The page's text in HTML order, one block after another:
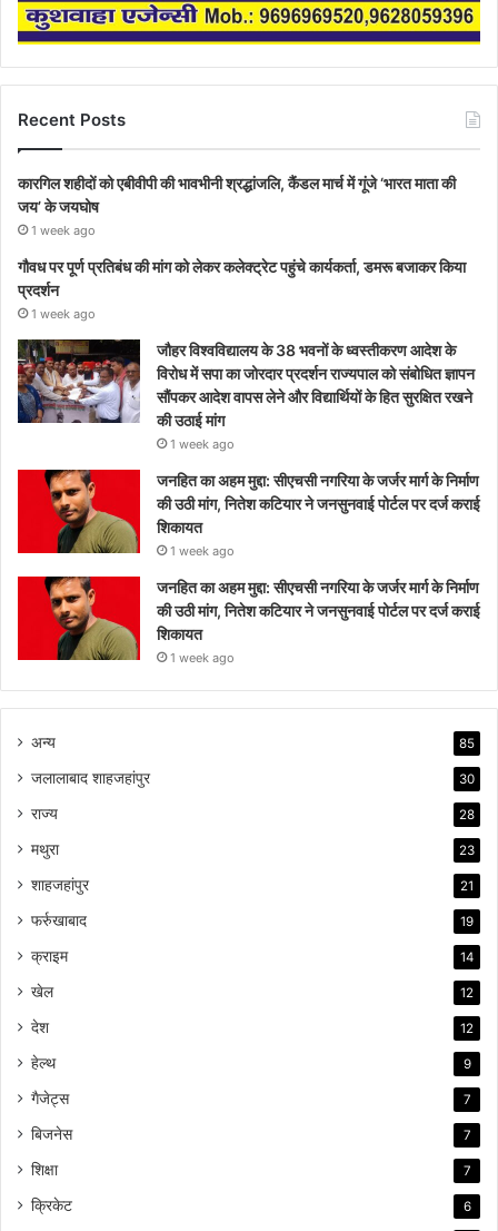
Recent Posts
कारगिल शहीदों को एबीवीपी की भावभीनी श्रद्धांजलि, कैंडल मार्च में गूंजे ‘भारत माता की
जय’ के जयघोष
1 week ago
गौवध पर पूर्ण प्रतिबंध की मांग को लेकर कलेक्ट्रेट पहुंचे कार्यकर्ता, डमरू बजाकर किया
प्रदर्शन
1 week ago
जौहर विश्वविद्यालय के 38 भवनों के ध्वस्तीकरण आदेश के
विरोध में सपा का जोरदार प्रदर्शन राज्यपाल को संबोधित ज्ञापन
सौंपकर आदेश वापस लेने और विद्यार्थियों के हित सुरक्षित रखने
की उठाई मांग
1 week ago
जनहित का अहम मुद्दा: सीएचसी नगरिया के जर्जर मार्ग के निर्माण
की उठी मांग, नितेश कटियार ने जनसुनवाई पोर्टल पर दर्ज कराई
शिकायत
1 week ago
जनहित का अहम मुद्दा: सीएचसी नगरिया के जर्जर मार्ग के निर्माण
की उठी मांग, नितेश कटियार ने जनसुनवाई पोर्टल पर दर्ज कराई
शिकायत
1 week ago
अन्य 85
जलालाबाद शाहजहांपुर 30
राज्य 28
मथुरा 23
शाहजहांपुर 21
फर्रुखाबाद 19
क्राइम 14
खेल 12
देश 12
हेल्थ 9
गैजेट्स 7
बिजनेस 7
शिक्षा 7
क्रिकेट 6